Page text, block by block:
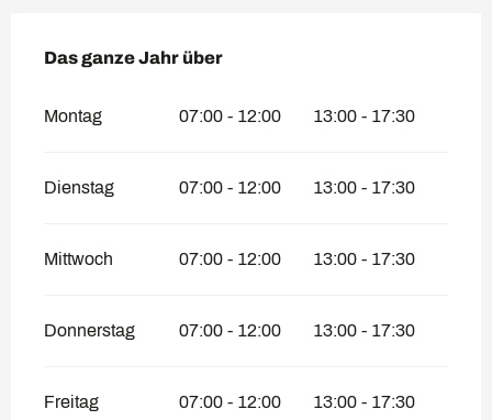
Das ganze Jahr über
Das ganze Jahr über
Montag 07:00 - 12:00 13:00 - 17:30
Dienstag 07:00 - 12:00 13:00 - 17:30
Mittwoch 07:00 - 12:00 13:00 - 17:30
Donnerstag 07:00 - 12:00 13:00 - 17:30
Freitag 07:00 - 12:00 13:00 - 17:30